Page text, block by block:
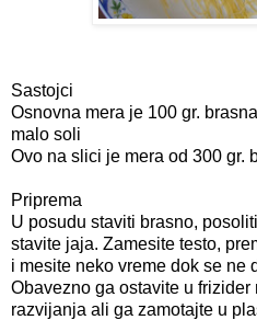
Sastojci
Osnovna mera je 100 gr.
malo soli
Ovo na slici je mera od 300 gr.
Priprema
U posudu staviti brasno,
stavite jaja. Zamesite testo,
i mesite neko vreme dok se ne
Obavezno ga ostavite u
razvijanja ali ga zamotajte u